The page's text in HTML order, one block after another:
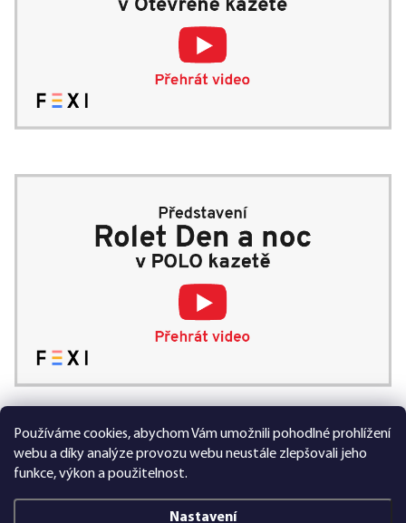
Používáme cookies, abychom Vám umožnili pohodlné prohlížení
webu a díky analýze provozu webu neustále zlepšovali jeho
funkce, výkon a použitelnost.
Nastavení
99 % spokojených zákazníků